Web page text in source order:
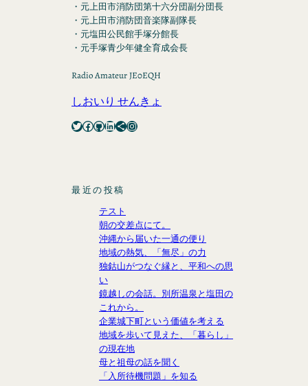
・元上田市消防団第十六分団副分団長
・元上田市消防団音楽隊副隊長
・元塩田公民館手塚分館長
・元手塚青少年健全育成会長
Radio Amateur JE0EQH
しおいり せんきょ
Twitter Facebook GitHub LinkedIn Share Icon Instagram
最近の投稿
テスト
朝の交差点にて。
沖縄から届いた一通の便り
地域の熱気、「無尽」の力
独鈷山がつなぐ縁と、平和への思
い
鏡越しの会話。別所温泉と塩田の
これから。
企業城下町という価値を考える
地域を歩いて見えた、「暮らし」
の現在地
母と祖母の話を聞く
「入所待機問題」を知る